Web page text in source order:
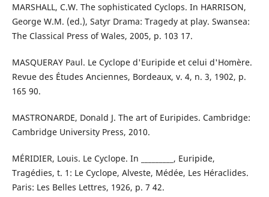
MARSHALL, C.W. The sophisticated Cyclops. In HARRISON,
George W.M. (ed.), Satyr Drama: Tragedy at play. Swansea:
The Classical Press of Wales, 2005, p. 103 17.
MASQUERAY Paul. Le Cyclope d'Euripide et celui d'Homère.
Revue des Études Anciennes, Bordeaux, v. 4, n. 3, 1902, p.
165 90.
MASTRONARDE, Donald J. The art of Euripides. Cambridge:
Cambridge University Press, 2010.
MÉRIDIER, Louis. Le Cyclope. In _________, Euripide,
Tragédies, t. 1: Le Cyclope, Alveste, Médée, Les Héraclides.
Paris: Les Belles Lettres, 1926, p. 7 42.